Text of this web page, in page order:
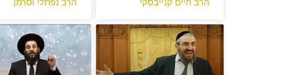
הרב חיים קנייבסקי הרב נפתלי וסרמן